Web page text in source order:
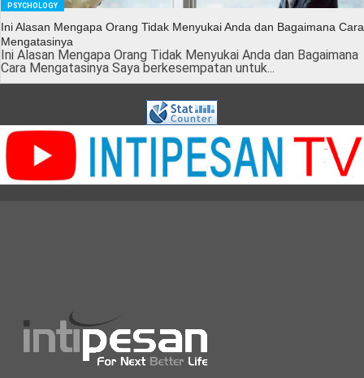
PSYCHOLOGY
Ini Alasan Mengapa Orang Tidak Menyukai Anda dan Bagaimana Cara
Mengatasinya
Ini Alasan Mengapa Orang Tidak Menyukai Anda dan Bagaimana
Cara Mengatasinya Saya berkesempatan untuk...